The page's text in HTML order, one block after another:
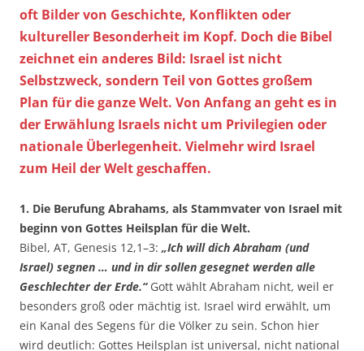
oft Bilder von Geschichte, Konflikten oder
kultureller Besonderheit im Kopf. Doch die Bibel
zeichnet ein anderes Bild: Israel ist nicht
Selbstzweck, sondern Teil von Gottes großem
Plan für die ganze Welt. Von Anfang an geht es in
der Erwählung Israels nicht um Privilegien oder
nationale Überlegenheit. Vielmehr wird Israel
zum Heil der Welt geschaffen.
1. Die Berufung Abrahams, als Stammvater von Israel mit
beginn von Gottes Heilsplan für die Welt.
Bibel, AT, Genesis 12,1–3: „Ich will dich Abraham (und
Israel) segnen … und in dir sollen gesegnet werden alle
Geschlechter der Erde.“ Gott wählt Abraham nicht, weil er
besonders groß oder mächtig ist. Israel wird erwählt, um
ein Kanal des Segens für die Völker zu sein. Schon hier
wird deutlich: Gottes Heilsplan ist universal, nicht national